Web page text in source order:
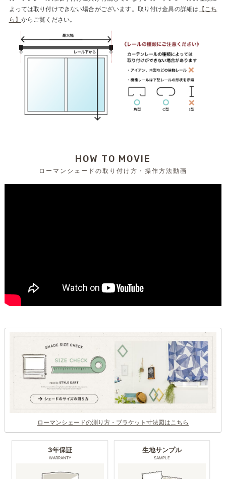
よっては取り付けできない場合がございます。取り付け金具の詳細は 【こち
ら】 からご覧ください。
HOW TO MOVIE
ローマンシェードの取り付け方・操作方法動画
ローマンシェードの測り方・ブラケット寸法図はこちら
3年保証
WARRANTY
生地サンプル
SAMPLE